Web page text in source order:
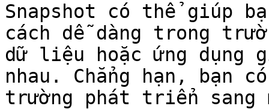
Snapshot có thể giúp
cách dễ dàng trong
dữ liệu hoặc ứng dụng
nhau. Chẳng hạn, bạn
trường phát triển sang